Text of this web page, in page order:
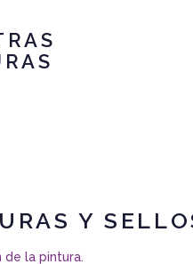
Y
la pintura.